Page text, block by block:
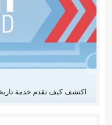
اكتشف كيف نقدم خدمة